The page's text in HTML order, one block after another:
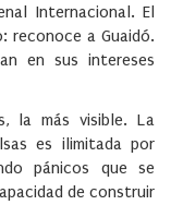
Internacional. El
reconoce a Guaidó.
en sus intereses
la más visible. La
es ilimitada por
pánicos que se
de construir